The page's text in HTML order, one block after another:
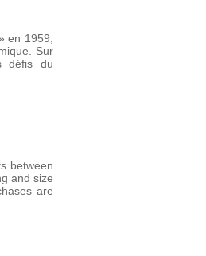
en 1959,
Sur
défis du
between
and size
are